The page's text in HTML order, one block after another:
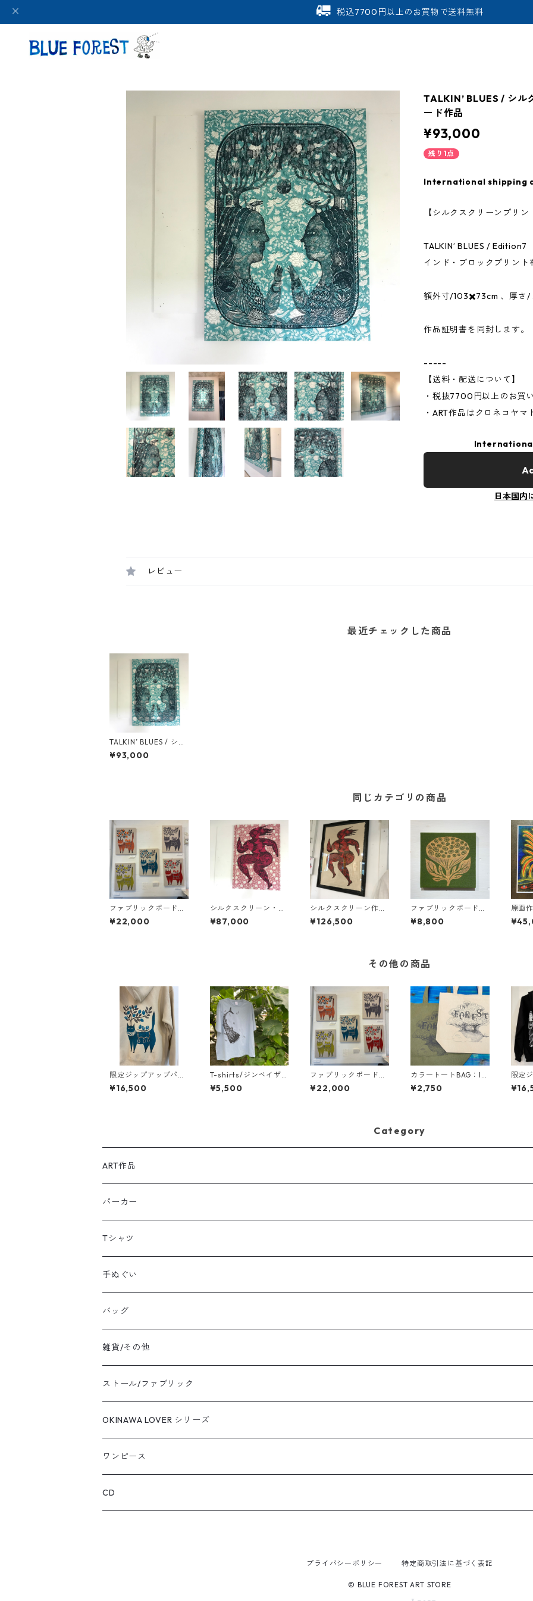
税込7700円以上のお買物で送料無料
TALKIN’ BLUES / シル
ード作品
¥93,000
残り1点
International shipping
【シルクスクリーンプリ
TALKIN’ BLUES / Edition7
インド・ブロックプリント
額外寸/103✖️73cm 、厚さ/
作品証明書を同封します。
-----
【送料・配送について】
・税抜7700円以上のお買
・ART作品はクロネコヤ
日本国内
レビュー
最近チェックした商品
TALKIN’ BLUES / シル
クスクリーン・ファブ
リックボード作品
¥93,000
同じカテゴリの商品
ファブリックボード：
檸檬猫
¥22,000
シルクスクリーン・フ
ァブリックボード作品
/ 進めわたしの命
¥87,000
シルクスクリーン作品
/ 進めわたしの命
¥126,500
ファブリックボード：
長命草がPON!! / １
¥8,800
原画
その他の商品
限定ジップアップパー
カー「檸檬猫」
¥16,500
T-shirts/ジンベイザ
メ（ビッグシルエッ
ト）
¥5,500
ファブリックボード：
檸檬猫
¥22,000
カラートートBAG：IN
THE FOREST
¥2,750
限定
カー
ンド
Category
ART作品
原画：ペン,色鉛筆,アクリルガッシュ等
シルクスクリーン：額装
シルクスクリーン：ファブリックボード
パーカー
Tシャツ
手ぬぐい
バッグ
雑貨/その他
エプロン
バッグ
キーホルダー
カード・クリアファイル
ストール/ファブリック
OKINAWA LOVER シリーズ
ワンピース
CD
プライバシーポリシー 特定商取引法に基づく表記
© BLUE FOREST ART STORE